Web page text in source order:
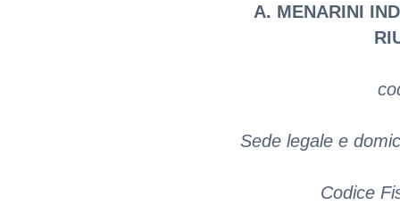
A. MENARINI
Sede legale e
Codice